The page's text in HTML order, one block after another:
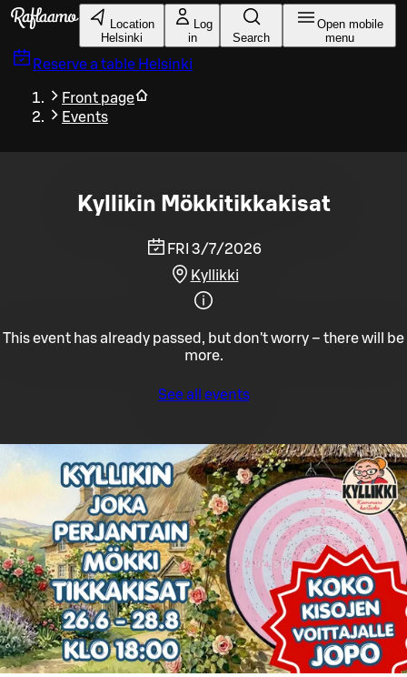
Skip to main content
Location
Helsinki
Log
in
Search
Open mobile
menu
Reserve a table Helsinki
Front page
Events
Kyllikin Mökkitikkakisat
FRI 3/7/2026
Kyllikki
This event has already passed, but don't worry – there will be
more.
See all events